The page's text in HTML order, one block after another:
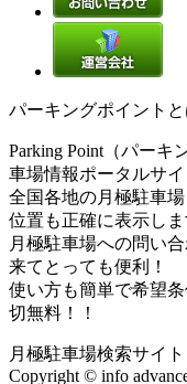
パーキングポイントと
Parking Point（パーキ
車場情報ポータルサイ
全国各地の月極駐車
位置も正確に表示しま
月極駐車場への問い
来てとっても便利！
使い方も簡単で希望
切無料！！
月極駐車場検索サイ
Copyright © info